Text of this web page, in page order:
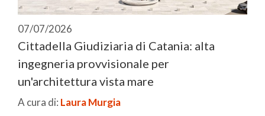
07/07/2026
Cittadella Giudiziaria di Catania: alta
ingegneria provvisionale per
un'architettura vista mare
A cura di: Laura Murgia